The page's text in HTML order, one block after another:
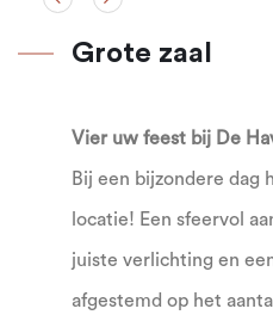
Grote zaal
Vier uw feest bij De
Bij een bijzondere dag
locatie! Een sfeervol
juiste verlichting en
afgestemd op het